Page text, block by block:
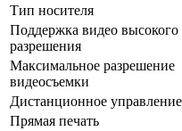
Тип носителя
Поддержка видео высокого
разрешения
Максимальное разрешение
видеосъемки
Дистанционное управление
Прямая печать